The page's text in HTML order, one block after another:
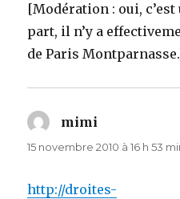
[Modération : oui,
part, il n’y a
de Paris
mimi
15 novembre 2010 à 16 h 53
http://droites-